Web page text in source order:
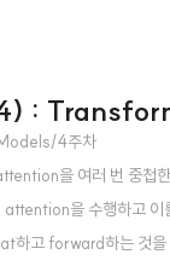
:
4주차
을 여러 번 중첩
을 수행하고
고 forward하는 것을